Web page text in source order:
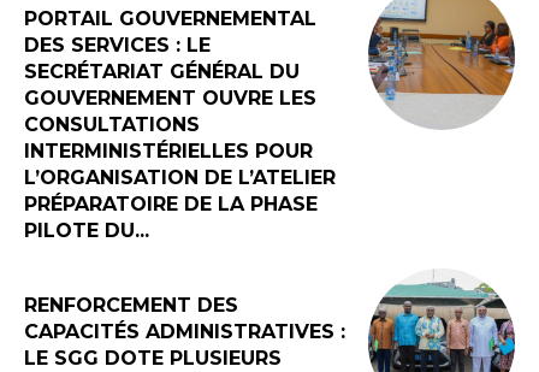
PORTAIL GOUVERNEMENTAL
DES SERVICES : LE
SECRÉTARIAT GÉNÉRAL DU
GOUVERNEMENT OUVRE LES
CONSULTATIONS
INTERMINISTÉRIELLES POUR
L’ORGANISATION DE L’ATELIER
PRÉPARATOIRE DE LA PHASE
PILOTE DU...
RENFORCEMENT DES
CAPACITÉS ADMINISTRATIVES :
LE SGG DOTE PLUSIEURS